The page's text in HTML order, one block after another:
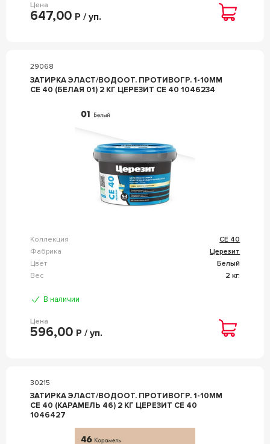
Цена
647,00 Р / уп.
29068
ЗАТИРКА ЭЛАСТ/ВОДООТ. ПРОТИВОГР. 1-10ММ
СЕ 40 (БЕЛАЯ 01) 2 КГ ЦЕРЕЗИТ CE 40 1046234
Коллекция
CE 40
Фабрика
Церезит
Цвет
Белый
Вес
2 кг.
В наличии
Цена
596,00 Р / уп.
30215
ЗАТИРКА ЭЛАСТ/ВОДООТ. ПРОТИВОГР. 1-10ММ
СЕ 40 (КАРАМЕЛЬ 46) 2 КГ ЦЕРЕЗИТ CE 40
1046427